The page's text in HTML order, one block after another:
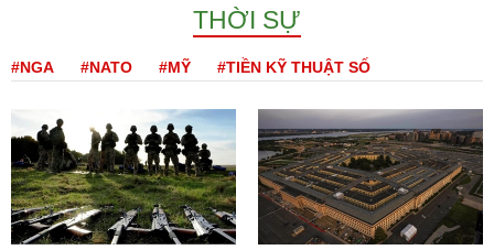
THỜI SỰ
#NGA #NATO #MỸ #TIỀN KỸ THUẬT SỐ